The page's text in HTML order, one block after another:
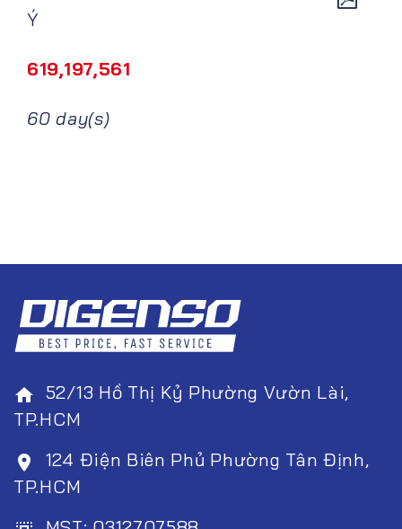
Ý
619,197,561
60 day(s)
home 52/13 Hồ Thị Kỷ Phường Vườn Lài,
TP.HCM
room
124 Điện Biên Phủ Phường Tân Định,
TP.HCM